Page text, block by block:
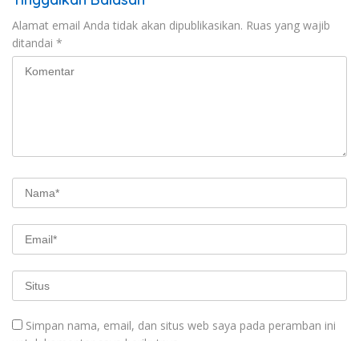
Alamat email Anda tidak akan dipublikasikan. Ruas yang wajib
ditandai *
Simpan nama, email, dan situs web saya pada peramban ini